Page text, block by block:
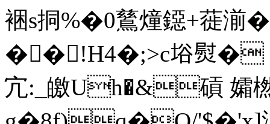
裍s挏%�0鶿燑鐚+蓰湔
��!H4�;>c﨏熨�
宂:_皦Uh�&碽 孀